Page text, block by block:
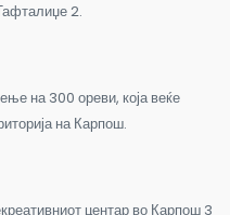
2.
на 300 ореви, која веќе
на Карпош.
центар во Карпош 3